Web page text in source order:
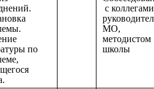
по
с
МО,
методистом
школы